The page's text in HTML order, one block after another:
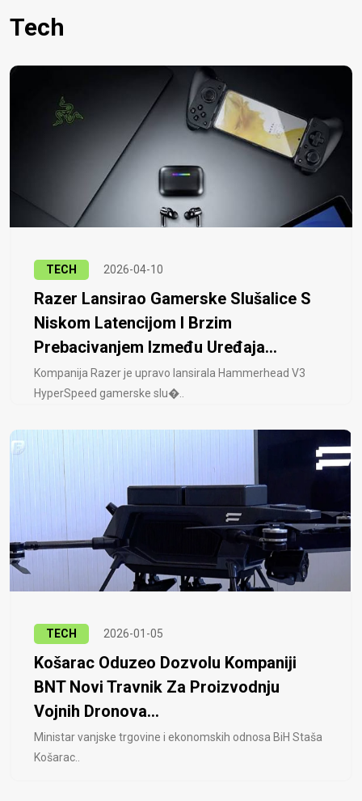
Tech
TECH 2026-04-10
Razer Lansirao Gamerske Slušalice S
Niskom Latencijom I Brzim
Prebacivanjem Između Uređaja...
Kompanija Razer je upravo lansirala Hammerhead V3
HyperSpeed ​​gamerske slu�..
TECH 2026-01-05
Košarac Oduzeo Dozvolu Kompaniji
BNT Novi Travnik Za Proizvodnju
Vojnih Dronova...
Ministar vanjske trgovine i ekonomskih odnosa BiH Staša
Košarac..